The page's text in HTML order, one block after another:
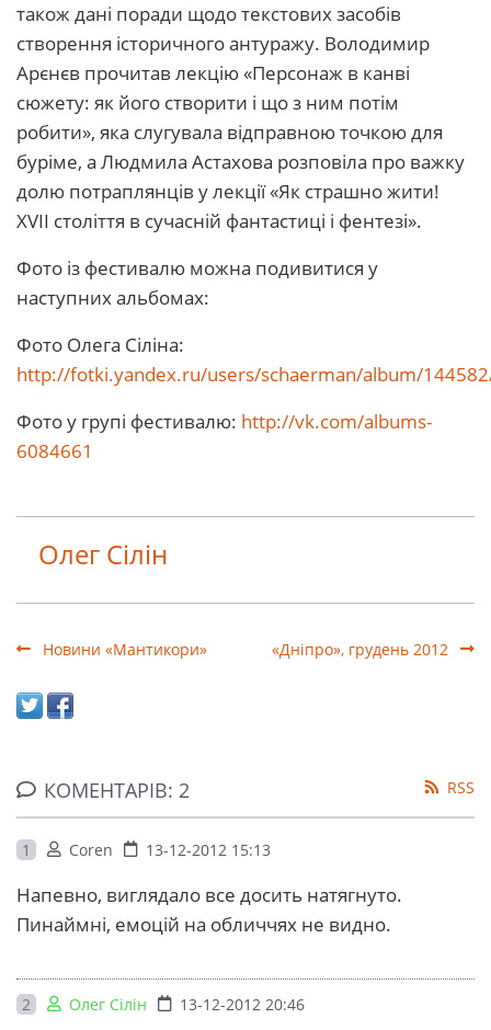
також дані поради щодо текстових засобів
створення історичного антуражу. Володимир
Арєнєв прочитав лекцію «Персонаж в канві
сюжету: як його створити і що з ним потім
робити», яка слугувала відправною точкою для
буріме, а Людмила Астахова розповіла про важку
долю потраплянців у лекції «Як страшно жити!
XVII століття в сучасній фантастиці і фентезі».
Фото із фестивалю можна подивитися у
наступних альбомах:
Фото Олега Сіліна:
http://fotki.yandex.ru/users/schaerman/album/
Фото у групі фестивалю: http://vk.com/albums-
6084661
Олег Сілін
Новини «Мантикори» «Дніпро», грудень 2012
КОМЕНТАРІВ: 2 RSS
1 Coren 13-12-2012 15:13
Напевно, виглядало все досить натягнуто.
Пинаймні, емоцій на обличчях не видно.
2 Олег Сілін 13-12-2012 20:46